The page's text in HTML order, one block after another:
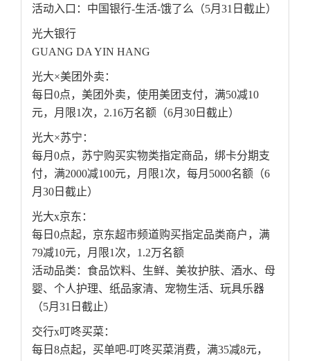
活动入口：中国银行-生活-饿了么（5月31日截止）
光大银行
GUANG DA YIN HANG
光大×美团外卖：
每日0点，美团外卖，使用美团支付，满50减10
元，月限1次，2.16万名额（6月30日截止）
光大×苏宁：
每月0点，苏宁购买实物类指定商品，绑卡分期支
付，满2000减100元，月限1次，每月5000名额（6
月30日截止）
光大x京东：
每日0点起，京东超市频道购买指定品类商户，满
79减10元，月限1次，1.2万名额
活动品类：食品饮料、生鲜、美妆护肤、酒水、母
婴、个人护理、纸品家清、宠物生活、玩具乐器
（5月31日截止）
交行x叮咚买菜：
每日8点起，买单吧-叮咚买菜消费，满35减8元，